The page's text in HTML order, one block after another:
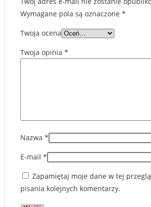
Wymagane pola są oznaczone *
Twoja ocena
Twoja opinia *
Nazwa *
E-mail *
Zapamiętaj moje dane w tej
pisania kolejnych komentarzy.